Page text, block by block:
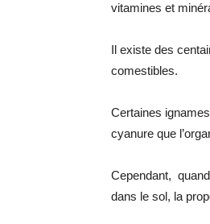
vitamines et
Il existe des
comestibles.
Certaines
cyanure que
Cependant,
dans le sol, la